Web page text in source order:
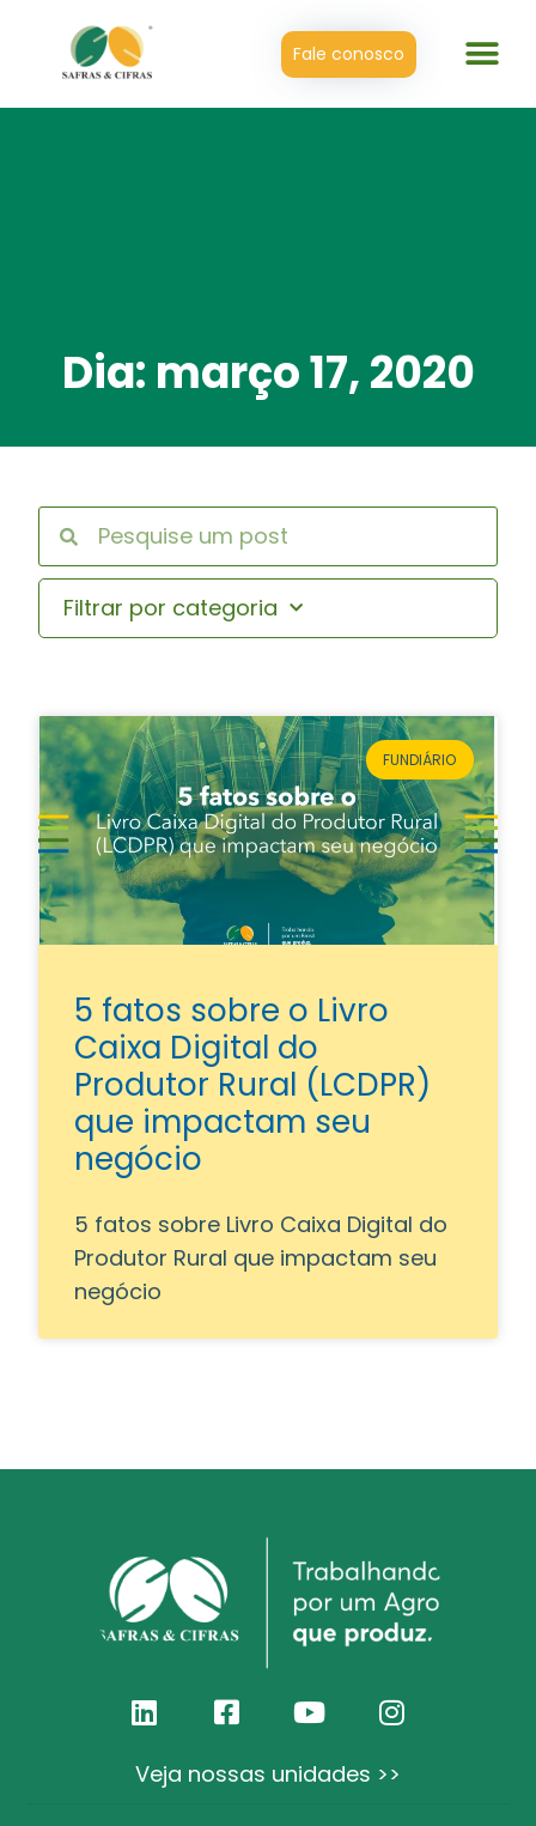
Fale conosco
Dia: março 17, 2020
Filtrar por categoria
FUNDIÁRIO
5 fatos sobre o Livro
Caixa Digital do
Produtor Rural (LCDPR)
que impactam seu
negócio
5 fatos sobre Livro Caixa Digital do
Produtor Rural que impactam seu
negócio
Veja nossas unidades >>